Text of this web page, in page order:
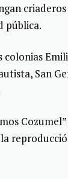
criaderos
pública.
colonias
San